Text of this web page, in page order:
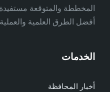
المخططة والمتوقعة
أفضل الطرق العلمية والعملية
الخدمات
أخبار المحافظة